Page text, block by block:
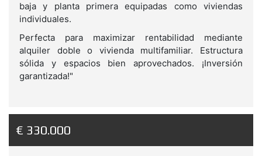
baja y planta primera equipadas como viviendas
individuales.
Perfecta para maximizar rentabilidad mediante
alquiler doble o vivienda multifamiliar. Estructura
sólida y espacios bien aprovechados. ¡Inversión
garantizada!"
€ 330.000